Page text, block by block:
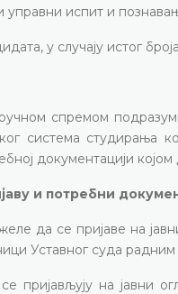
управни испит и
у случају истог
спремом
система студирања
документацији
и потребни
да се пријаве на
Уставног суда
пријављују на јавни